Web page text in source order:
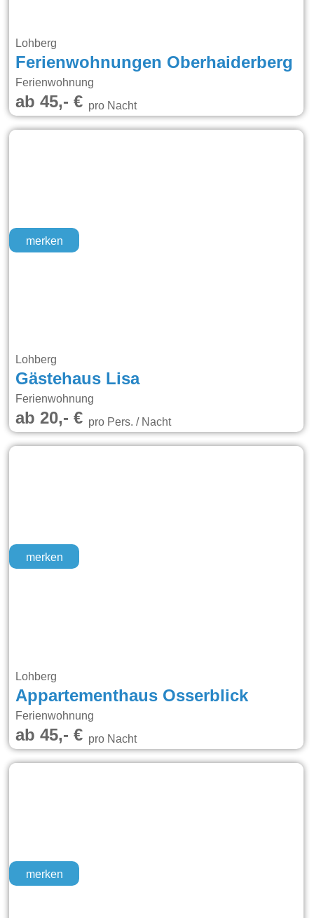
Lohberg
Ferienwohnungen Oberhaiderberg
Ferienwohnung
ab 45,- €pro Nacht
merken
Lohberg
Gästehaus Lisa
Ferienwohnung
ab 20,- €pro Pers. / Nacht
merken
Lohberg
Appartementhaus Osserblick
Ferienwohnung
ab 45,- €pro Nacht
merken